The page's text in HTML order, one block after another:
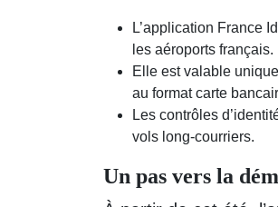
L’application France
les aéroports français.
Elle est valable
au format carte
Les contrôles
vols long-courriers.
Un pas vers la